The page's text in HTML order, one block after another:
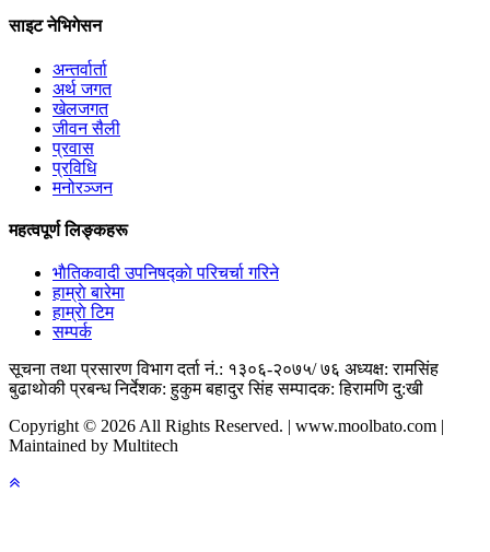
साइट नेभिगेसन
अन्तर्वार्ता
अर्थ जगत
खेलजगत
जीवन सैली
प्रवास
प्रविधि
मनोरञ्जन
महत्वपूर्ण लिङ्कहरू
भाैतिकवादी उपनिषद्काे परिचर्चा गरिने
हाम्राे बारेमा
हाम्राे टिम
सम्पर्क
सूचना तथा प्रसारण विभाग दर्ता नं.: १३०६-२०७५/ ७६ अध्यक्ष: रामसिंह
बुढाथाेकी प्रबन्ध निर्देशक: हुकुम बहादुर सिंह सम्पादक: हिरामणि दु:खी
Copyright © 2026 All Rights Reserved. | www.moolbato.com |
Maintained by Multitech